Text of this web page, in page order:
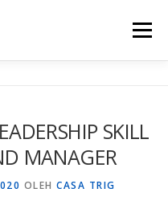
Menu
EVALUASI
SKILL
MANAGER
OLEH CASA TRIG